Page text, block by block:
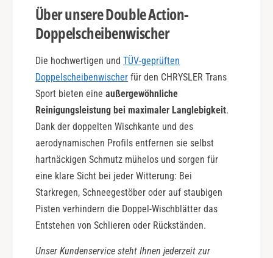
Über unsere Double Action-
Doppelscheibenwischer
Die hochwertigen undTÜV-geprüften
Doppelscheibenwischer für den CHRYSLER Trans
Sport bieten eineaußergewöhnliche
Reinigungsleistung bei maximaler Langlebigkeit.
Dank der doppelten Wischkante und des
aerodynamischen Profils entfernen sie selbst
hartnäckigen Schmutz mühelos und sorgen für
eine klare Sicht bei jeder Witterung: Bei
Starkregen, Schneegestöber oder auf staubigen
Pisten verhindern die Doppel-Wischblätter das
Entstehen von Schlieren oder Rückständen.
Unser Kundenservice steht Ihnen jederzeit zur